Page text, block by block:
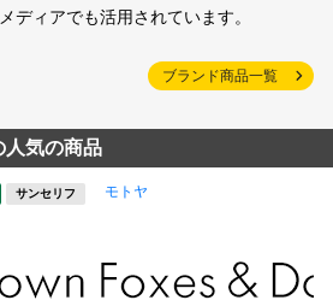
ディアでも活用されています。
ブランド商品一覧
人気の商品
サンセリフ モトヤ